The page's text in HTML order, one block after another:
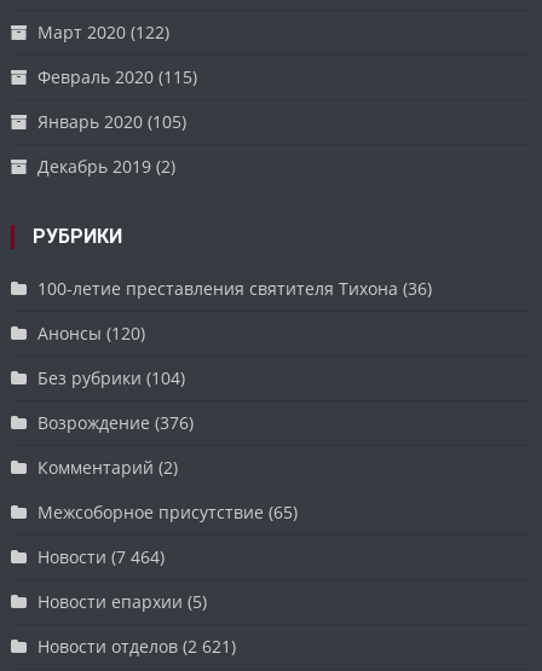
Март 2020 (122)
Февраль 2020 (115)
Январь 2020 (105)
Декабрь 2019 (2)
РУБРИКИ
100-летие преставления святителя Тихона (36)
Анонсы (120)
Без рубрики (104)
Возрождение (376)
Комментарий (2)
Межсоборное присутствие (65)
Новости (7 464)
Новости епархии (5)
Новости отделов (2 621)